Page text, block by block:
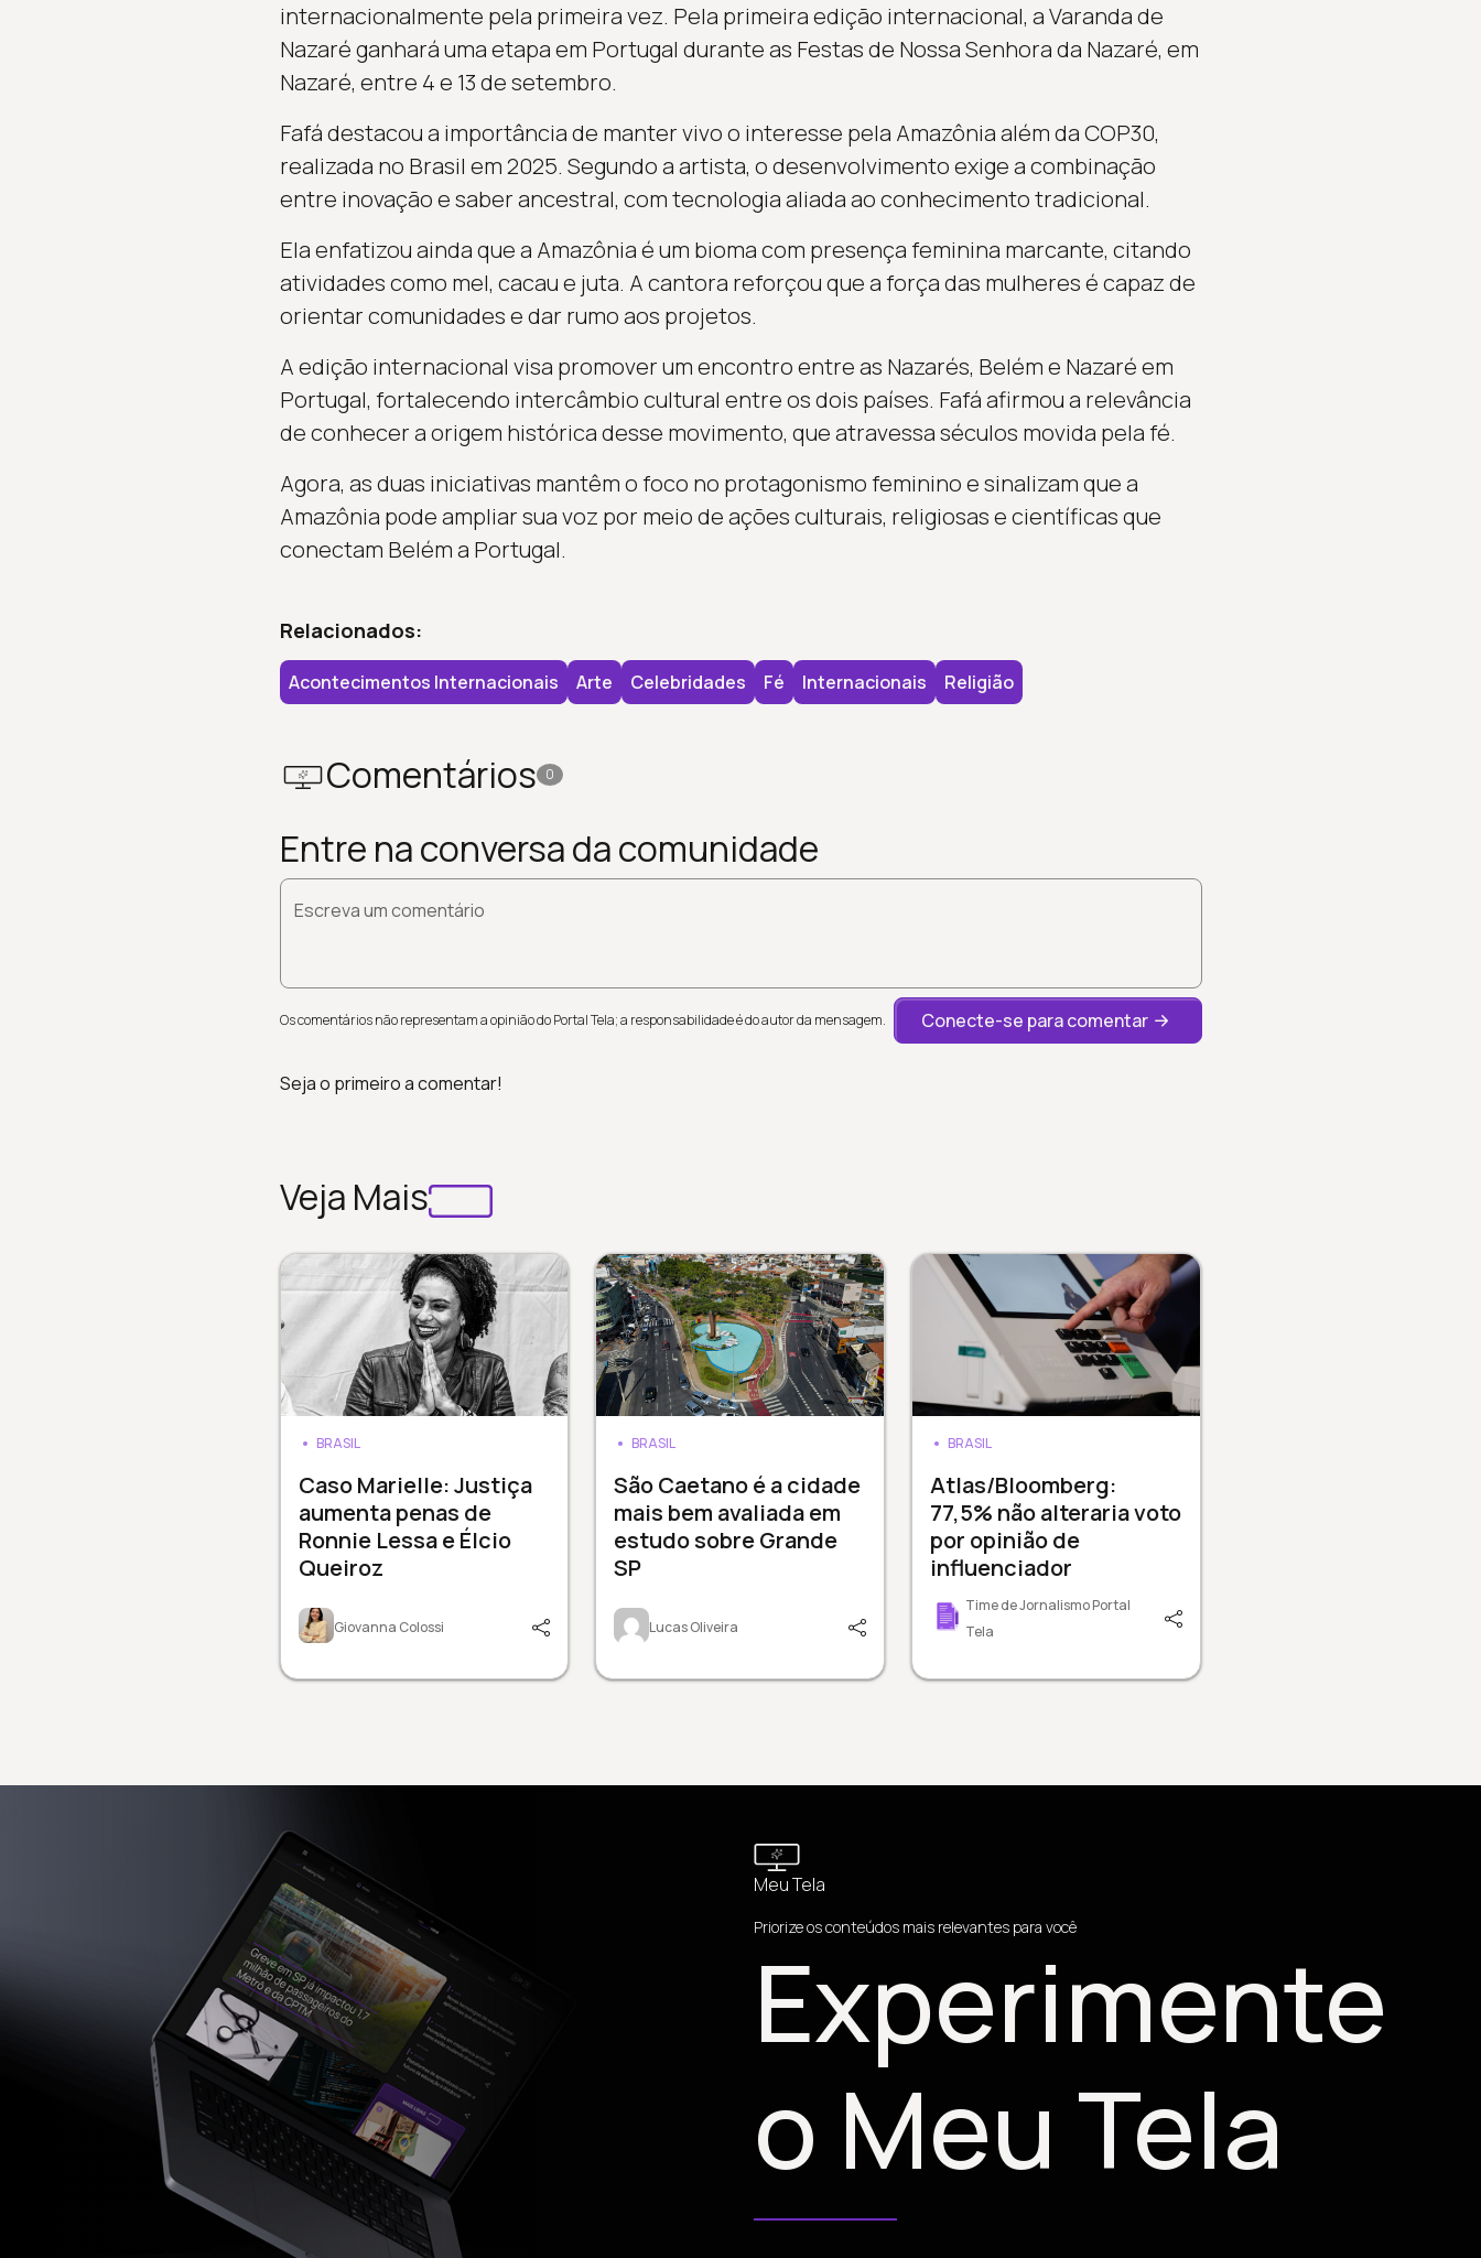
internacionalmente pela primeira vez. Pela primeira edição internacional, a Varanda de
Nazaré ganhará uma etapa em Portugal durante as Festas de Nossa Senhora da Nazaré, em
Nazaré, entre 4 e 13 de setembro.
Fafá destacou a importância de manter vivo o interesse pela Amazônia além da COP30,
realizada no Brasil em 2025. Segundo a artista, o desenvolvimento exige a combinação
entre inovação e saber ancestral, com tecnologia aliada ao conhecimento tradicional.
Ela enfatizou ainda que a Amazônia é um bioma com presença feminina marcante, citando
atividades como mel, cacau e juta. A cantora reforçou que a força das mulheres é capaz de
orientar comunidades e dar rumo aos projetos.
A edição internacional visa promover um encontro entre as Nazarés, Belém e Nazaré em
Portugal, fortalecendo intercâmbio cultural entre os dois países. Fafá afirmou a relevância
de conhecer a origem histórica desse movimento, que atravessa séculos movida pela fé.
Agora, as duas iniciativas mantêm o foco no protagonismo feminino e sinalizam que a
Amazônia pode ampliar sua voz por meio de ações culturais, religiosas e científicas que
conectam Belém a Portugal.
Relacionados:
Acontecimentos Internacionais Arte Celebridades Fé Internacionais Religião
Comentários 0
Entre na conversa da comunidade
Escreva um comentário
Os comentários não representam a opinião do Portal Tela; a responsabilidade é do autor da mensagem. Conecte-se para comentar
Seja o primeiro a comentar!
Veja Mais
BRASIL
Caso Marielle: Justiça
aumenta penas de
Ronnie Lessa e Élcio
Queiroz
Giovanna Colossi
BRASIL
São Caetano é a cidade
mais bem avaliada em
estudo sobre Grande
SP
Lucas Oliveira
BRASIL
Atlas/Bloomberg:
77,5% não alteraria voto
por opinião de
influenciador
Time de Jornalismo Portal
Tela
Meu Tela
Priorize os conteúdos mais relevantes para você
Experimente
o Meu Tela